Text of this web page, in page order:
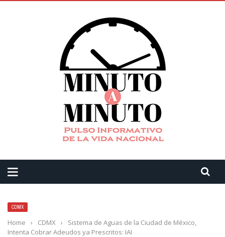
CDMX
Home › CDMX ›
Sistema de Aguas de la Ciudad de México,
Intenta Cobrar Adeudos ya Prescritos: IAI